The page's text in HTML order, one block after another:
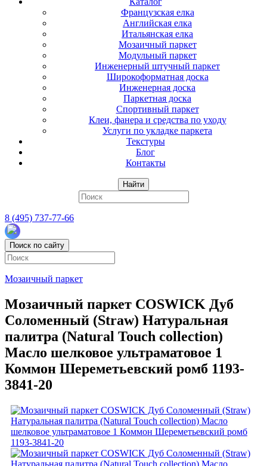
Французская елка
Английская елка
Итальянская елка
Мозаичный паркет
Модульный паркет
Инженерный штучный паркет
Широкоформатная доска
Инженерная доска
Паркетная доска
Спортивный паркет
Клеи, фанера и средства по уходу
Услуги по укладке паркета
Текстуры
Блог
Контакты
Найти
8 (495) 737-77-66
Поиск по сайту
Мозаичный паркет
Мозаичный паркет COSWICK Дуб
Соломенный (Straw) Натуральная
палитра (Natural Touch collection)
Масло шелковое ультраматовое 1
Коммон Шереметьевский ромб 1193-
3841-20